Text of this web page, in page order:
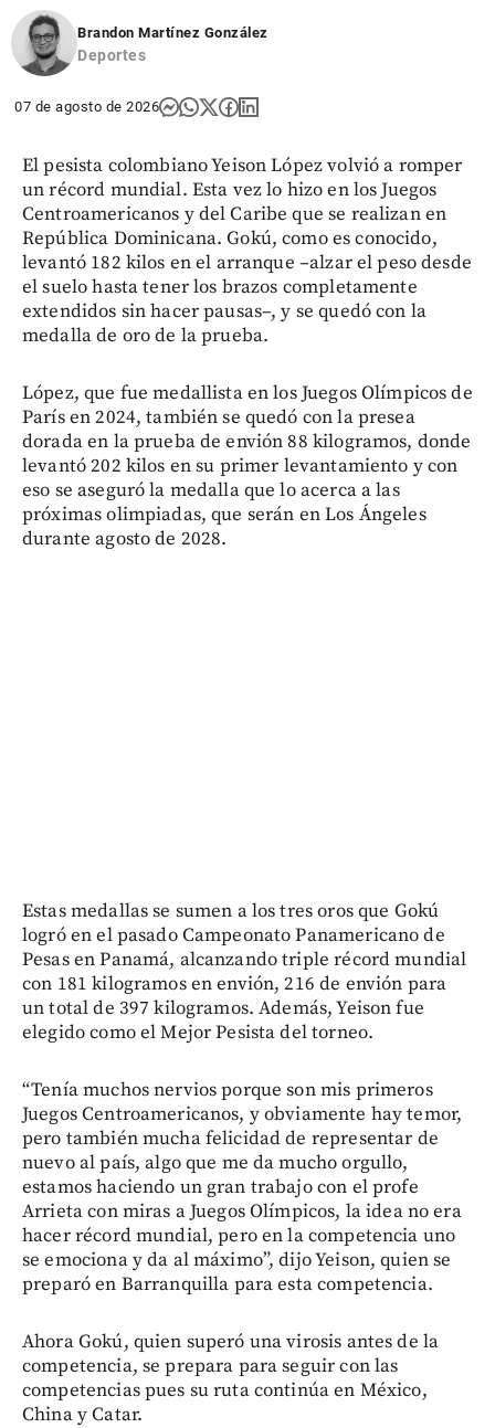
Brandon Martínez González
Deportes
07 de agosto de 2026
El pesista colombiano Yeison López volvió a romper
un récord mundial. Esta vez lo hizo en los Juegos
Centroamericanos y del Caribe que se realizan en
República Dominicana. Gokú, como es conocido,
levantó 182 kilos en el arranque –alzar el peso desde
el suelo hasta tener los brazos completamente
extendidos sin hacer pausas–, y se quedó con la
medalla de oro de la prueba.
López, que fue medallista en los Juegos Olímpicos de
París en 2024, también se quedó con la presea
dorada en la prueba de envión 88 kilogramos, donde
levantó 202 kilos en su primer levantamiento y con
eso se aseguró la medalla que lo acerca a las
próximas olimpiadas, que serán en Los Ángeles
durante agosto de 2028.
Estas medallas se sumen a los tres oros que Gokú
logró en el pasado Campeonato Panamericano de
Pesas en Panamá, alcanzando triple récord mundial
con 181 kilogramos en envión, 216 de envión para
un total de 397 kilogramos. Además, Yeison fue
elegido como el Mejor Pesista del torneo.
“Tenía muchos nervios porque son mis primeros
Juegos Centroamericanos, y obviamente hay temor,
pero también mucha felicidad de representar de
nuevo al país, algo que me da mucho orgullo,
estamos haciendo un gran trabajo con el profe
Arrieta con miras a Juegos Olímpicos, la idea no era
hacer récord mundial, pero en la competencia uno
se emociona y da al máximo”, dijo Yeison, quien se
preparó en Barranquilla para esta competencia.
Ahora Gokú, quien superó una virosis antes de la
competencia, se prepara para seguir con las
competencias pues su ruta continúa en México,
China y Catar.